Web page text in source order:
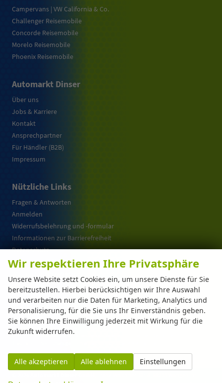
Campervans | VW California & Co.
Challenger Reisemobile
Concorde Reisemobile
Morelo Reisemobile
Phoenix Reisemobile
Automarkt Dinser
Über uns
Jobs & Karriere
Kontakt
Ansprechpartner
Für Händler (B2B)
Impressum
Nützliche Links
Fragen & Antworten
Anmelden
Widerrufsbelehrung und -formular
Informationen zur Barrierefreiheit
Datenschutz
Cookie-Einstellungen
Weitere Informationen zum offiziellen Kraftstoffverbrauch und zu den offiziellen
spezifischen CO 2 -Emissionen und gegebenenfalls zum Stromverbrauch neuer PKW
können dem 'Leitfaden über den offiziellen Kraftstoffverbrauch, die offiziellen
spezifischen CO 2
-Emissionen und den offiziellen Stromverbrauch neuer PKW'
entnommen werden, der an allen Verkaufsstellen und bei der 'Deutschen Automobil
Wir respektieren Ihre Privatsphäre
Unsere Website setzt Cookies ein, um unsere Dienste für Sie
bereitzustellen. Hierbei berücksichtigen wir Ihre Auswahl
und verarbeiten nur die Daten für Marketing, Analytics und
Personalisierung, für die Sie uns Ihr Einverständnis geben.
Sie können Ihre Einwilligung jederzeit mit Wirkung für die
Zukunft widerrufen.
Alle akzeptieren Alle ablehnen Einstellungen